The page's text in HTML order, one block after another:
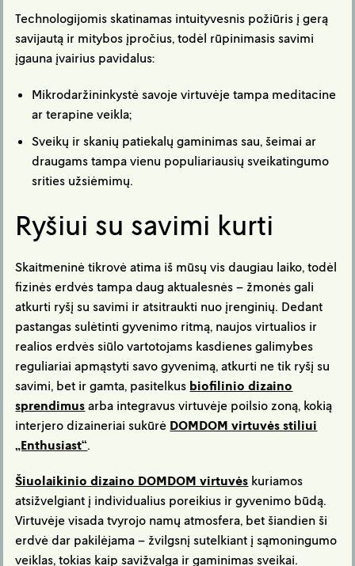
Technologijomis skatinamas intuityvesnis požiūris į gerą
savijautą ir mitybos įpročius, todėl rūpinimasis savimi
įgauna įvairius pavidalus:
Mikrodaržininkystė savoje virtuvėje tampa meditacine
ar terapine veikla;
Sveikų ir skanių patiekalų gaminimas sau, šeimai ar
draugams tampa vienu populiariausių sveikatingumo
srities užsiėmimų.
Ryšiui su savimi kurti
Skaitmeninė tikrovė atima iš mūsų vis daugiau laiko, todėl
fizinės erdvės tampa daug aktualesnės – žmonės gali
atkurti ryšį su savimi ir atsitraukti nuo įrenginių. Dedant
pastangas sulėtinti gyvenimo ritmą, naujos virtualios ir
realios erdvės siūlo vartotojams kasdienes galimybes
reguliariai apmąstyti savo gyvenimą, atkurti ne tik ryšį su
savimi, bet ir gamta, pasitelkus biofilinio dizaino
sprendimus arba integravus virtuvėje poilsio zoną, kokią
interjero dizaineriai sukūrė DOMDOM virtuvės stiliui
„Enthusiast“.
Šiuolaikinio dizaino DOMDOM virtuvės kuriamos
atsižvelgiant į individualius poreikius ir gyvenimo būdą.
Virtuvėje visada tvyrojo namų atmosfera, bet šiandien ši
erdvė dar pakilėjama – žvilgsnį sutelkiant į sąmoningumo
veiklas, tokias kaip savižvalga ir gaminimas sveikai.